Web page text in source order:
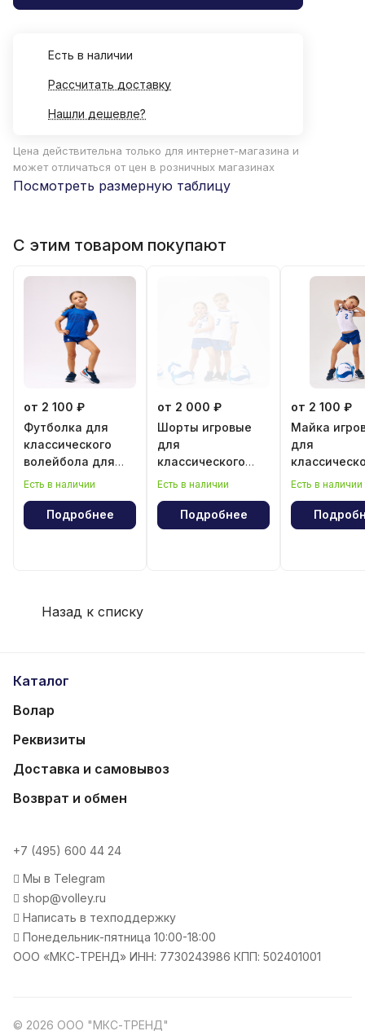
Есть в наличии
Рассчитать доставку
Нашли дешевле?
Цена действительна только для интернет-магазина и
может отличаться от цен в розничных магазинах
Посмотреть размерную таблицу
С этим товаром покупают
от 2 100 ₽
Футболка для
классического
волейбола для
девочки
Есть в наличии
Подробнее
от 2 000 ₽
Шорты игровые
для
классического
волейбола для
Есть в наличии
Подробнее
от 2 100 ₽
Майка
для
волейбола
Есть в наличии
Назад к списку
Каталог
Волар
Реквизиты
Доставка и самовывоз
Возврат и обмен
+7 (495) 600 44 24
Мы в Telegram
shop@volley.ru
Написать в техподдержку
Понедельник-пятница 10:00-18:00
ООО «МКС-ТРЕНД» ИНН: 7730243986 КПП: 502401001
© 2026 ООО "МКС-ТРЕНД"